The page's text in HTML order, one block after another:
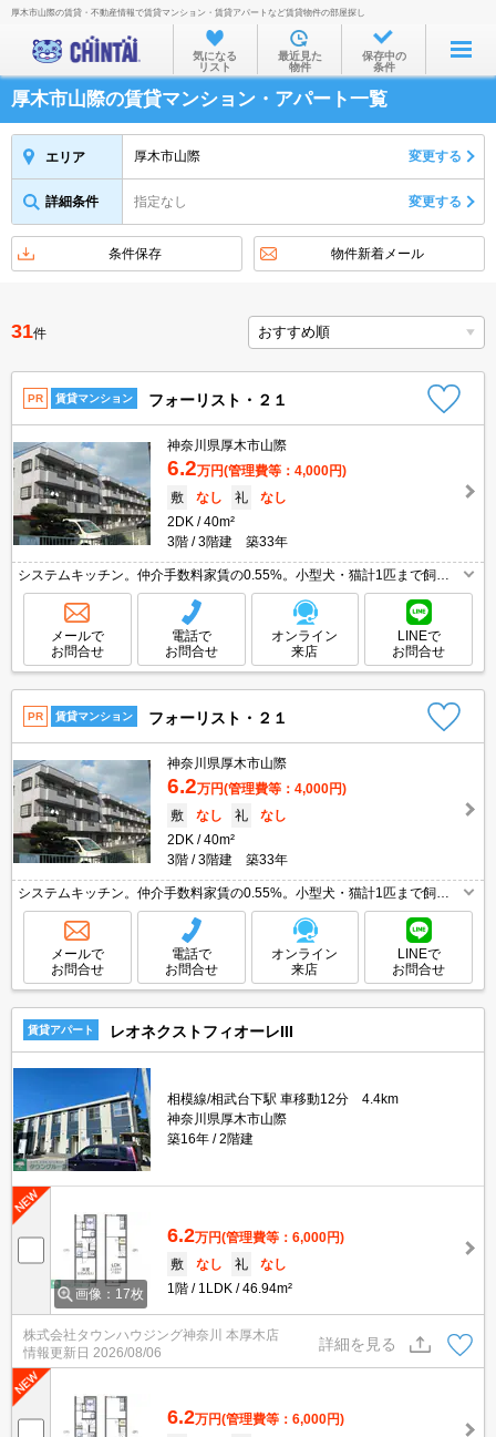
お部屋を探す
沿線・駅から
住所から
物件特集から
不動産会社から
TOP
厚木市山際の賃貸・不動産情報で賃貸マンション・賃貸アパートなど賃貸物件の部屋探し
気になる
リスト
最近見た
物件
保存中の
条件
厚木市山際の賃貸マンション・アパート一覧
エリア 厚木市山際 変更する
詳細条件 指定なし 変更する
条件保存 物件新着メール
31件
PR 賃貸マンション フォーリスト・２１
神奈川県厚木市山際
6.2万円(管理費等：4,000円)
敷
なし 礼
なし
2DK
40m²
3階
3階建 築33年
システムキッチン。仲介手数料家賃の0.55%。小型犬・猫計1匹まで飼育
可。ペット飼育の場合、敷金2ヶ月。オンライン内見相談可。最上階。角
部屋。6ヶ月未満の解約時、違約金家賃+管理費の1ヶ月分発生。
メールで
お問合せ
電話で
お問合せ
オンライン
来店
LINEで
お問合せ
PR 賃貸マンション フォーリスト・２１
神奈川県厚木市山際
6.2万円(管理費等：4,000円)
敷
なし 礼
なし
2DK
40m²
3階
3階建 築33年
システムキッチン。仲介手数料家賃の0.55%。小型犬・猫計1匹まで飼育
可。ペット飼育の場合、敷金2ヶ月。オンライン内見相談可。最上階。角
部屋。6ヶ月未満の解約時、違約金家賃+管理費の1ヶ月分発生。
メールで
お問合せ
電話で
お問合せ
オンライン
来店
LINEで
お問合せ
賃貸アパート レオネクストフィオーレIII
相模線/相武台下駅 車移動12分 4.4km
神奈川県厚木市山際
築16年
2階建
画像：17枚
6.2万円(管理費等：6,000円)
敷
なし 礼
なし
1階
1LDK 46.94m²
株式会社タウンハウジング神奈川 本厚木店
情報更新日 2026/08/06
詳細を見る
6.2万円(管理費等：6,000円)